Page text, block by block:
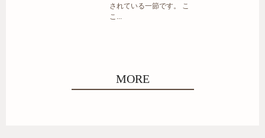
されている一節です。 こ
こ...
MORE